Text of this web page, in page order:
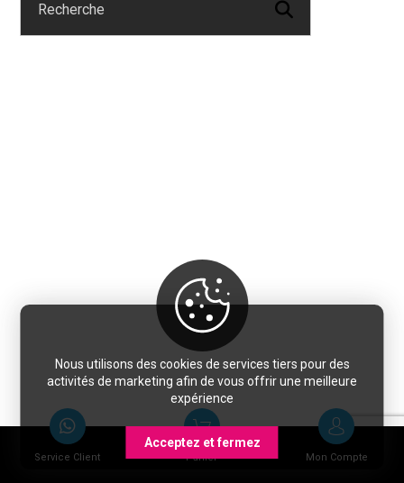
Service Client Panier Mon Compte
Nous utilisons des cookies de services tiers pour des
activités de marketing afin de vous offrir une meilleure
expérience
Acceptez et fermez